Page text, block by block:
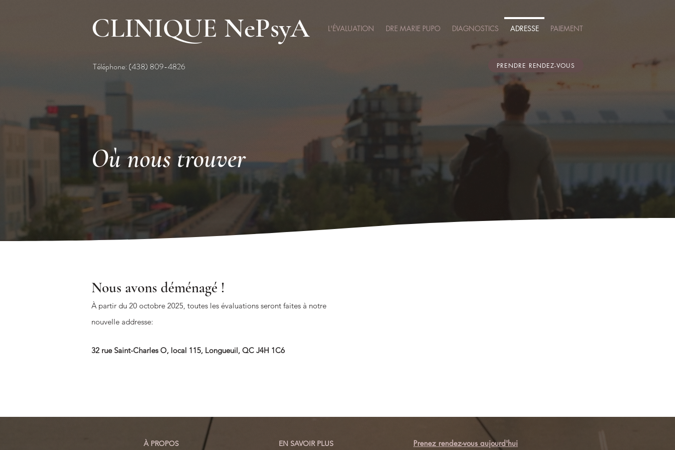
CLINIQUE NePsyA
Téléphone: (438) 809-4826
L'ÉVALUATION DRE MARIE PUPO DIAGNOSTICS ADRESSE PAIEMENT
PRENDRE RENDEZ-VOUS
Où nous trouver
Nous avons déménagé !
À partir du 20 octobre 2025, toutes les évaluations seront faites à notre
nouvelle addresse:
32 rue Saint-Charles O, local 115, Longueuil, QC J4H 1C6
À PROPOS EN SAVOIR PLUS Prenez rendez-vous aujourd'hui